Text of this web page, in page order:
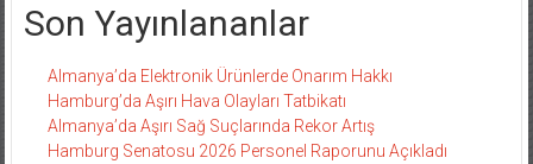
Son Yayınlananlar
Almanya’da Elektronik Ürünlerde Onarım Hakkı
Hamburg’da Aşırı Hava Olayları Tatbikatı
Almanya’da Aşırı Sağ Suçlarında Rekor Artış
Hamburg Senatosu 2026 Personel Raporunu Açıkladı